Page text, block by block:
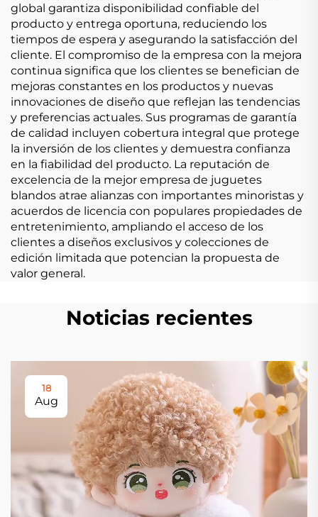
global garantiza disponibilidad confiable del
producto y entrega oportuna, reduciendo los
tiempos de espera y asegurando la satisfacción del
cliente. El compromiso de la empresa con la mejora
continua significa que los clientes se benefician de
mejoras constantes en los productos y nuevas
innovaciones de diseño que reflejan las tendencias
y preferencias actuales. Sus programas de garantía
de calidad incluyen cobertura integral que protege
la inversión de los clientes y demuestra confianza
en la fiabilidad del producto. La reputación de
excelencia de la mejor empresa de juguetes
blandos atrae alianzas con importantes minoristas y
acuerdos de licencia con populares propiedades de
entretenimiento, ampliando el acceso de los
clientes a diseños exclusivos y colecciones de
edición limitada que potencian la propuesta de
valor general.
Noticias recientes
18
Aug